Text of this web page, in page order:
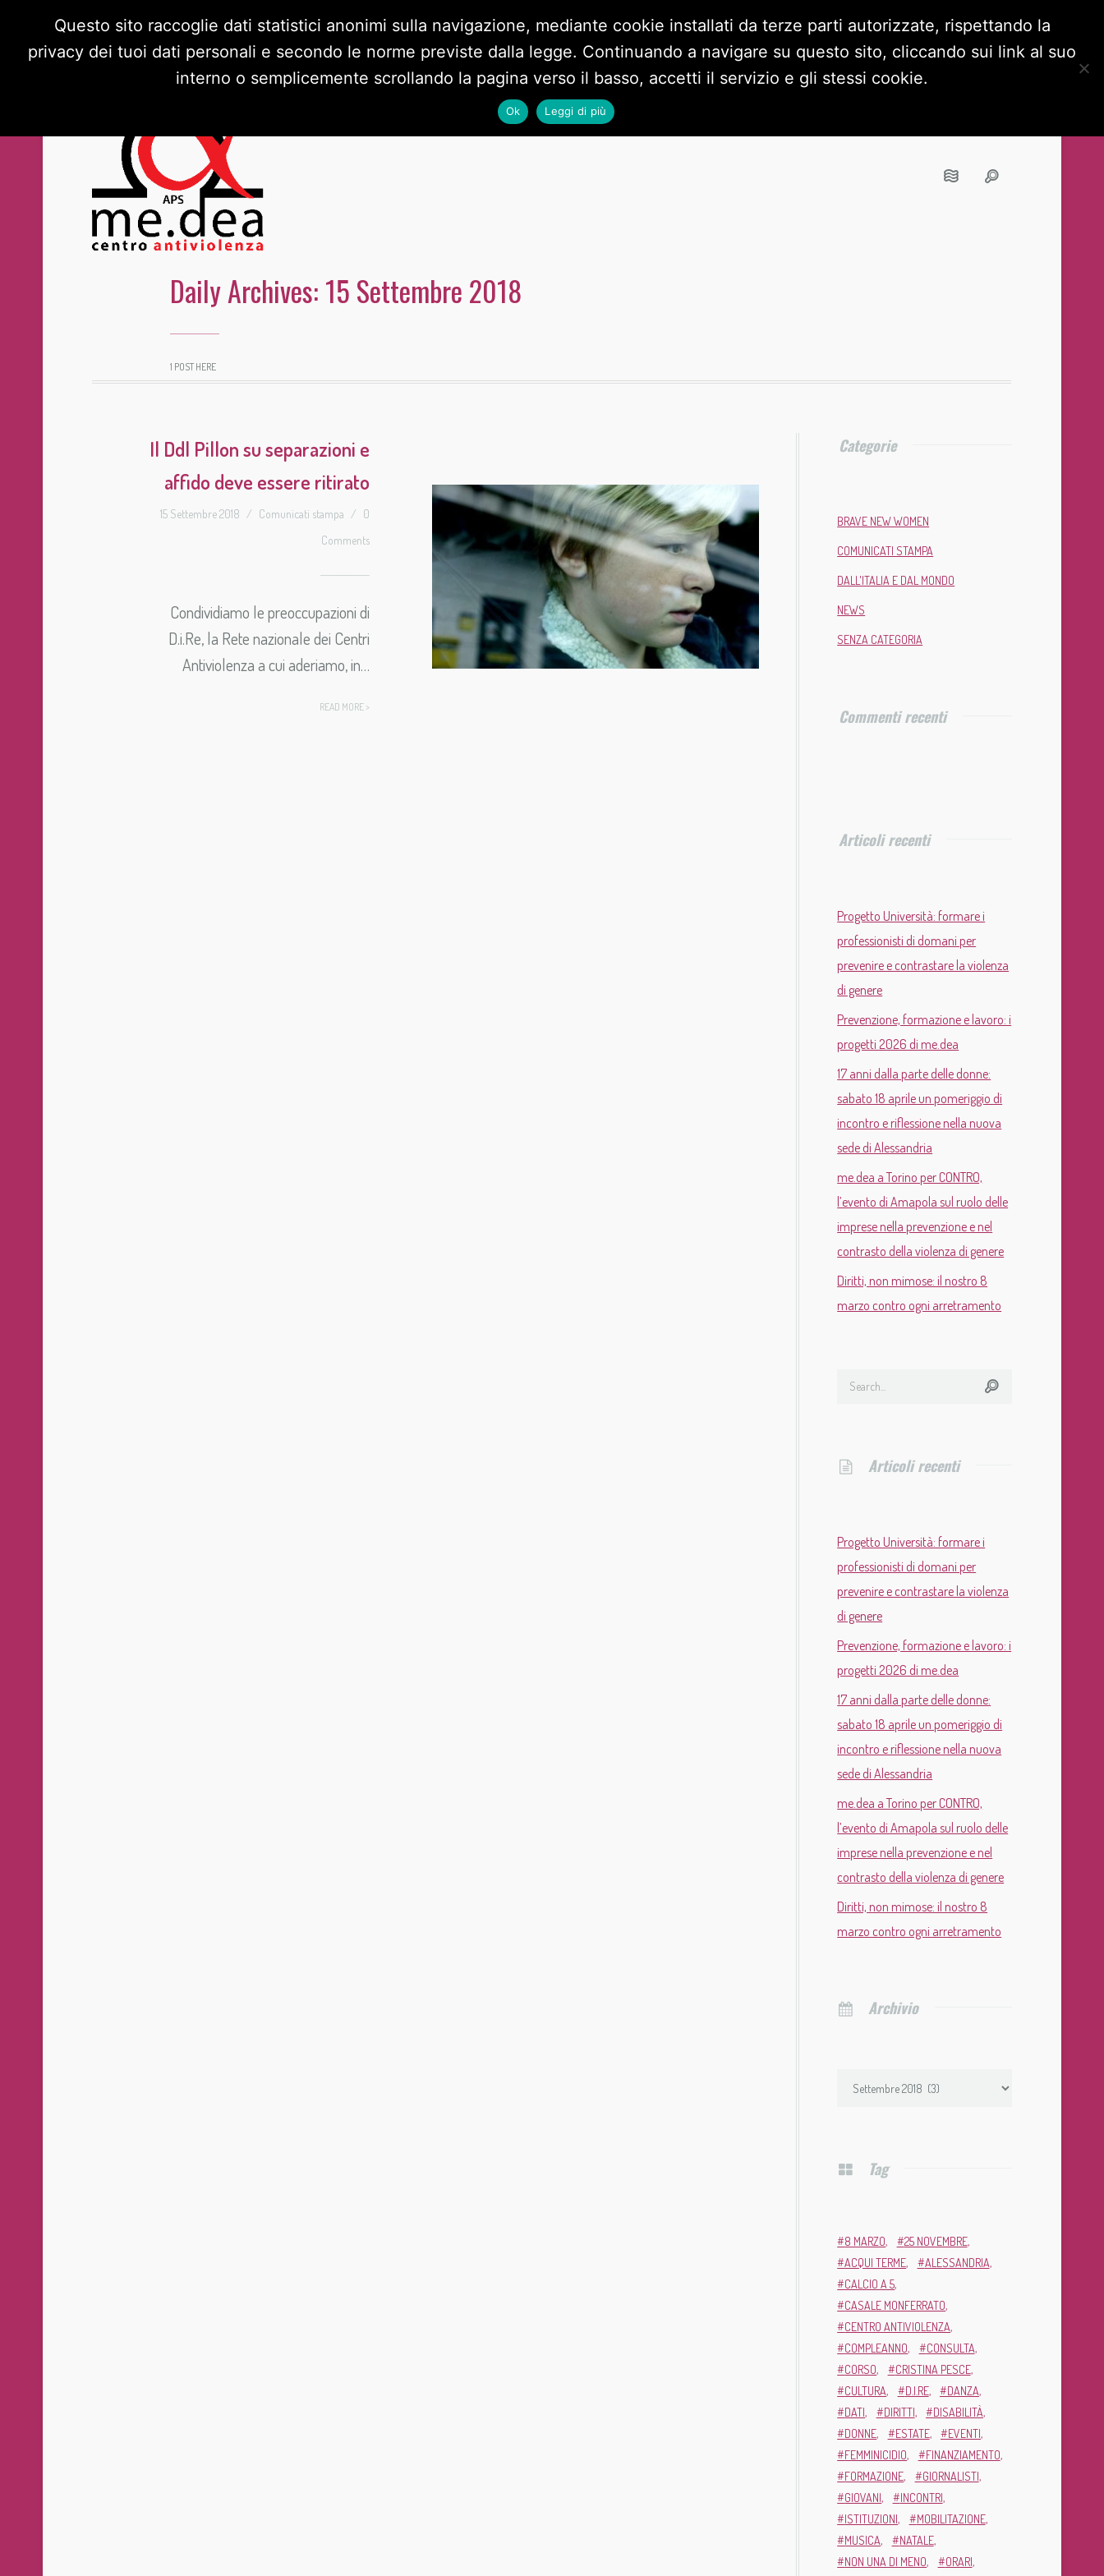
DOCUMENTI COOKIE POLICY
Daily Archives:15 Settembre 2018
1 POST HERE
Il Ddl Pillon su separazioni e
affido deve essere ritirato
15 Settembre 2018 / Comunicati stampa / 0
Comments
Condividiamo le preoccupazioni di
D.i.Re, la Rete nazionale dei Centri
Antiviolenza a cui aderiamo, in…
READ MORE >
Categorie
BRAVE NEW WOMEN
COMUNICATI STAMPA
DALL'ITALIA E DAL MONDO
NEWS
SENZA CATEGORIA
Commenti recenti
Articoli recenti
Progetto Università: formare i
professionisti di domani per
prevenire e contrastare la violenza
di genere
Prevenzione, formazione e lavoro: i
progetti 2026 di me.dea
17 anni dalla parte delle donne:
sabato 18 aprile un pomeriggio di
incontro e riflessione nella nuova
sede di Alessandria
me.dea a Torino per CONTRO,
l’evento di Amapola sul ruolo delle
imprese nella prevenzione e nel
contrasto della violenza di genere
Diritti, non mimose: il nostro 8
marzo contro ogni arretramento
Articoli recenti
Progetto Università: formare i
professionisti di domani per
prevenire e contrastare la violenza
di genere
Prevenzione, formazione e lavoro: i
progetti 2026 di me.dea
17 anni dalla parte delle donne:
sabato 18 aprile un pomeriggio di
incontro e riflessione nella nuova
sede di Alessandria
me.dea a Torino per CONTRO,
l’evento di Amapola sul ruolo delle
imprese nella prevenzione e nel
contrasto della violenza di genere
Diritti, non mimose: il nostro 8
marzo contro ogni arretramento
Archivio
Tag
8 MARZO
25 NOVEMBRE
ACQUI TERME
ALESSANDRIA
CALCIO A 5
CASALE MONFERRATO
CENTRO ANTIVIOLENZA
COMPLEANNO
CONSULTA
CORSO
CRISTINA PESCE
CULTURA
D.I.RE
DANZA
DATI
DIRITTI
DISABILITÀ
DONNE
ESTATE
EVENTI
FEMMINICIDIO
FINANZIAMENTO
FORMAZIONE
GIORNALISTI
GIOVANI
INCONTRI
ISTITUZIONI
MOBILITAZIONE
MUSICA
NATALE
NON UNA DI MENO
ORARI
Questo sito raccoglie dati statistici anonimi sulla navigazione, mediante cookie installati da terze parti autorizzate, rispettando la
privacy dei tuoi dati personali e secondo le norme previste dalla legge. Continuando a navigare su questo sito, cliccando sui link al suo
interno o semplicemente scrollando la pagina verso il basso, accetti il servizio e gli stessi cookie.
Ok Leggi di più